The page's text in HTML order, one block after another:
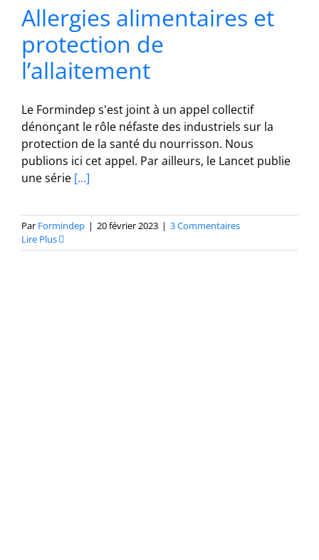
Allergies alimentaires et
protection de
l’allaitement
Le Formindep s'est joint à un appel collectif
dénonçant le rôle néfaste des industriels sur la
protection de la santé du nourrisson. Nous
publions ici cet appel. Par ailleurs, le Lancet publie
une série [...]
Par Formindep | 20 février 2023 | 3 Commentaires
Lire Plus